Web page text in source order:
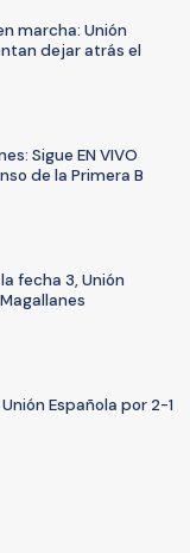
marcha: Unión
dejar atrás el
Sigue EN VIVO
de la Primera B
fecha 3, Unión
Española por 2-1